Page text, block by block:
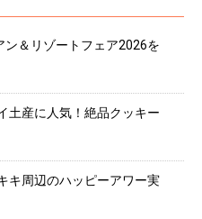
＆リゾートフェア2026を
土産に人気！絶品クッキー
キ周辺のハッピーアワー実